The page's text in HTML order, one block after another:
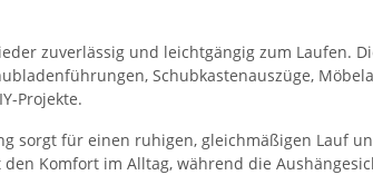
zuverlässig und leichtgängig zum Laufen.
Schubkastenauszüge,
Projekte.
sorgt für einen ruhigen, gleichmäßigen Lauf
Komfort im Alltag, während die